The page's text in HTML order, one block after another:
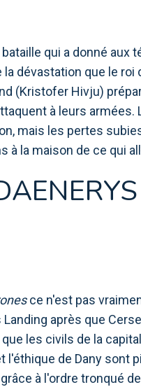
qui a donné
dévastation que le
(Kristofer Hivju)
à leurs armées.
mais les pertes
à la maison de ce qui
ce n'est pas
après que
les civils de la
de Dany sont
à l'ordre tronqué